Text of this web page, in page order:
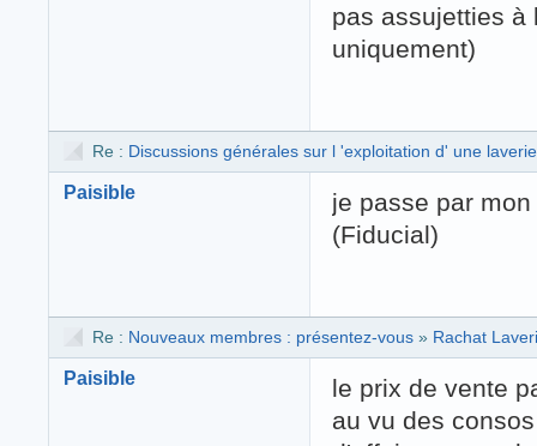
pas assujetties à
uniquement)
Re : Discussions générales sur l 'exploitation d' une
Paisible
je passe par
(Fiducial)
Re : Nouveaux membres : présentez-vous » Rachat
Paisible
le prix de vente
au vu des